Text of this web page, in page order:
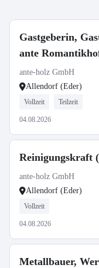
Gastgeberin,
ante
ante-holz GmbH
Allendorf (Eder)
Vollzeit Teilzeit
04.08.2026
Reinigungskraft
ante-holz GmbH
Allendorf (Eder)
Vollzeit
04.08.2026
Metallbauer,